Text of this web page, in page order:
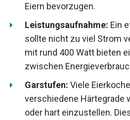
Eiern bevorzugen.
Leistungsaufnahme: Ein
sollte nicht zu viel Strom
mit rund 400 Watt bieten
zwischen
Garstufen: Viele
verschiedene Härtegrade
oder hart einzustellen.